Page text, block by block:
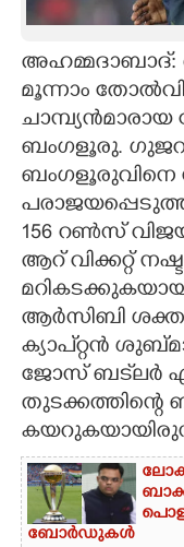
CARTOONS
LITERATURE
ZOOM
മൂന്നാം തോല്‍വി
ബംഗളൂരു.
ബംഗളൂരുവിനെ
156 റണ്‍സ്
ആറ് വിക്കറ്റ്
ആര്‍സിബി
ക്യാപ്റ്റന്‍
ജോസ് ബട്‌ലര്‍
തുടക്കത്തിന്റെ
ബോർഡുകൾ